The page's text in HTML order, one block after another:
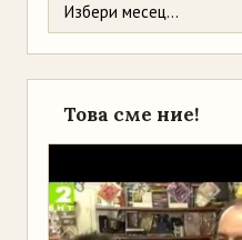
Това сме ние!